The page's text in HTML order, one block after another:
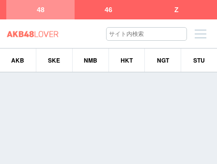
48 46 Z
AKB SKE NMB HKT NGT STU